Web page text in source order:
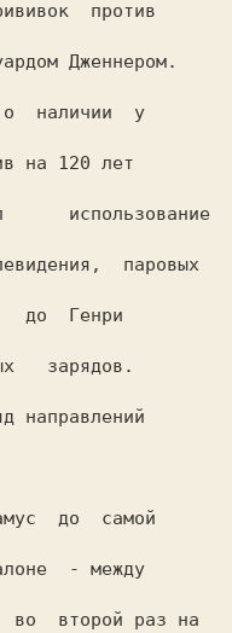
против
Дженнером.
о  наличии  у
на 120 лет
использование
паровых
до  Генри
зарядов.
направлений
- между
второй раз на